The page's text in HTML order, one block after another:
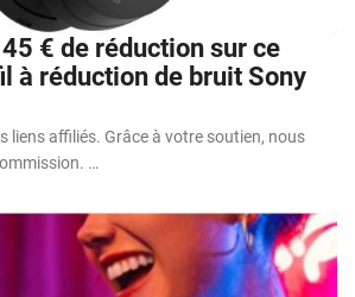
€ de réduction sur ce
à réduction de bruit Sony
liens affiliés. Grâce à votre soutien, nous
…